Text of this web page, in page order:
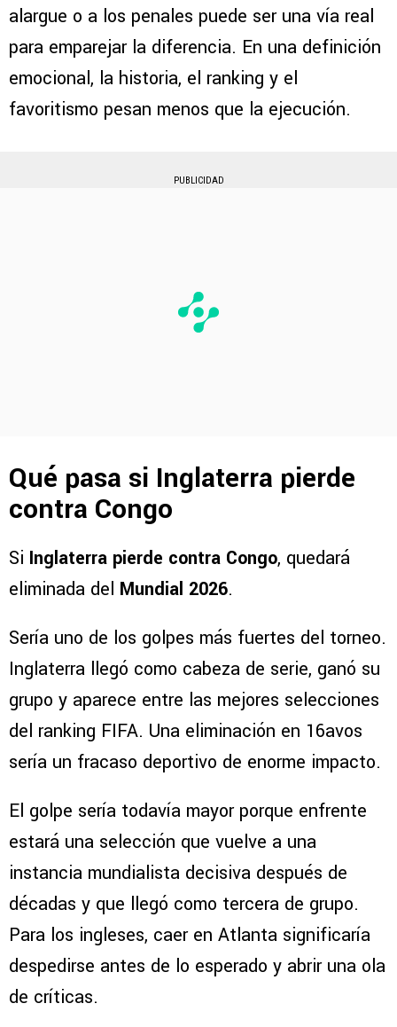
alargue o a los penales puede ser una vía real
para emparejar la diferencia. En una definición
emocional, la historia, el ranking y el
favoritismo pesan menos que la ejecución.
PUBLICIDAD
Qué pasa si Inglaterra pierde
contra Congo
Si Inglaterra pierde contra Congo, quedará
eliminada del Mundial 2026.
Sería uno de los golpes más fuertes del torneo.
Inglaterra llegó como cabeza de serie, ganó su
grupo y aparece entre las mejores selecciones
del ranking FIFA. Una eliminación en 16avos
sería un fracaso deportivo de enorme impacto.
El golpe sería todavía mayor porque enfrente
estará una selección que vuelve a una
instancia mundialista decisiva después de
décadas y que llegó como tercera de grupo.
Para los ingleses, caer en Atlanta significaría
despedirse antes de lo esperado y abrir una ola
de críticas.